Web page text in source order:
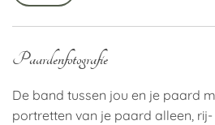
Paardenfotografie
De band tussen jou en je paard
portretten van je paard alleen,